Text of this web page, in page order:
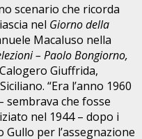
scenario che ricorda
nel Giorno della
Macaluso nella
– Paolo Bongiorno,
Giuffrida,
“Era l’anno 1960
sembrava che fosse
nel 1944 – dopo i
per l’assegnazione